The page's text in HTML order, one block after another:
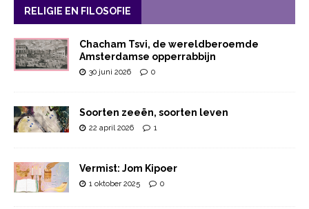
RELIGIE EN FILOSOFIE
Chacham Tsvi, de wereldberoemde
Amsterdamse opperrabbijn
30 juni 2026 0
Soorten zeeën, soorten leven
22 april 2026 1
Vermist: Jom Kipoer
1 oktober 2025 0